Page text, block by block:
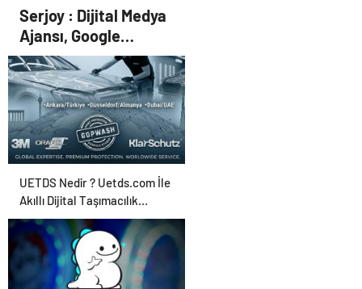
Kahramanmaraş’ın Kültürel
Takıları
Serjoy : Dijital Medya
Ajansı, Google
Reklam Ajansı, SEO
Ajansı ve Web
Tasarım Ajansı
UETDS Nedir ? Uetds.com İle
Akıllı Dijital Taşımacılık
Yazılımı